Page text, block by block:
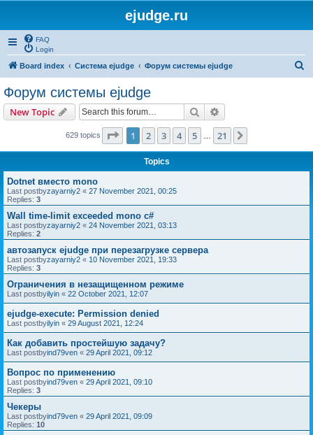
ejudge.ru
FAQ
Login
Board index Система ejudge Форум системы ejudge
Форум системы ejudge
New Topic Search
629 topics Page 1of 21
1 2 3 4 5 21
Topics
Dotnet вместо mono
Last postbyzayarniy2 « 27 November 2021, 00:25
Replies: 3
Wall time-limit exceeded mono c#
Last postbyzayarniy2 « 24 November 2021, 03:13
Replies: 2
автозапуск ejudge при перезагрузке сервера
Last postbyzayarniy2 « 10 November 2021, 19:33
Replies: 3
Ограничения в незащищенном режиме
Last postbyilyin « 22 October 2021, 12:07
ejudge-execute: Permission denied
Last postbyilyin « 29 August 2021, 12:24
Как добавить простейшую задачу?
Last postbyind79ven « 29 April 2021, 09:12
Вопрос по применению
Last postbyind79ven « 29 April 2021, 09:10
Replies: 3
Чекеры
Last postbyind79ven « 29 April 2021, 09:09
Replies: 10